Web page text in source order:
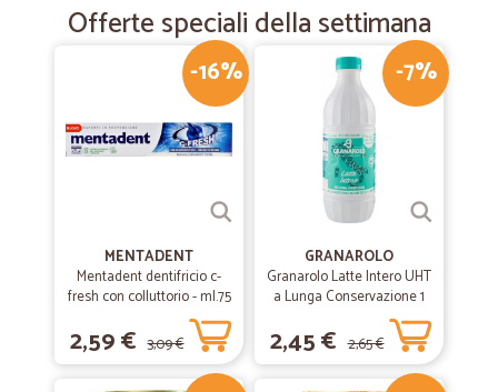
Offerte speciali della settimana
-16%
MENTADENT
Mentadent dentifricio c-
fresh con colluttorio - ml.75
2,59 € 3,09 €
-7%
GRANAROLO
Granarolo Latte Intero UHT
a Lunga Conservazione 1
2,45 € 2,65 €